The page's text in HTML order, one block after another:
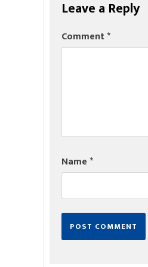
Leave a Reply
Comment*
Name*